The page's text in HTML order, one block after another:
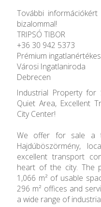
További
bizalommal!
TRIPSÓ TIBOR
+36 30 942 5373
Prémium
Városi Ingatlaniroda
Debrecen
Industrial Property for
Quiet Area, Excellent
City Center!
We offer for sale a
Hajdúböszörmény,
excellent transport
heart of the city. The
1,066 m² of usable
296 m² offices and
a wide range of